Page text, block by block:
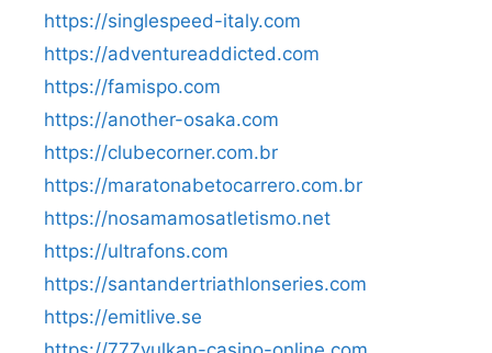
https://singlespeed-italy.com
https://adventureaddicted.com
https://famispo.com
https://another-osaka.com
https://clubecorner.com.br
https://maratonabetocarrero.com.br
https://nosamamosatletismo.net
https://ultrafons.com
https://santandertriathlonseries.com
https://emitlive.se